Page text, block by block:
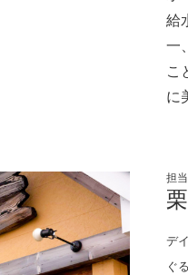
給
一
こ
に
担
デ
ぐ